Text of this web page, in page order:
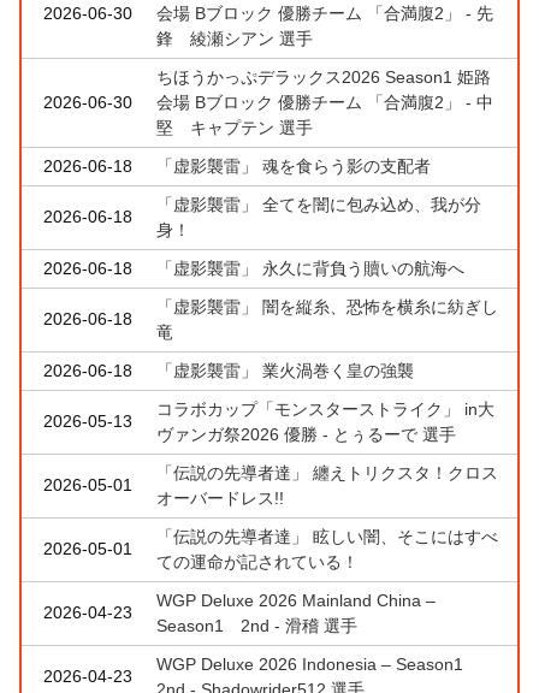
2026-06-30
会場 Bブロック 優勝チーム 「合満腹2」 - 先
鋒 綾瀬シアン 選手
2026-06-30
ちほうかっぷデラックス2026 Season1 姫路
会場 Bブロック 優勝チーム 「合満腹2」 - 中
堅 キャプテン 選手
2026-06-18
「虚影襲雷」 魂を食らう影の支配者
2026-06-18
「虚影襲雷」 全てを闇に包み込め、我が分
身！
2026-06-18
「虚影襲雷」 永久に背負う贖いの航海へ
2026-06-18
「虚影襲雷」 闇を縦糸、恐怖を横糸に紡ぎし
竜
2026-06-18
「虚影襲雷」 業火渦巻く皇の強襲
2026-05-13
コラボカップ「モンスターストライク」 in大
ヴァンガ祭2026 優勝 - とぅるーで 選手
2026-05-01
「伝説の先導者達」 纏えトリクスタ！クロス
オーバードレス!!
2026-05-01
「伝説の先導者達」 眩しい闇、そこにはすべ
ての運命が記されている！
2026-04-23
WGP Deluxe 2026 Mainland China –
Season1 2nd - 滑稽 選手
2026-04-23
WGP Deluxe 2026 Indonesia – Season1